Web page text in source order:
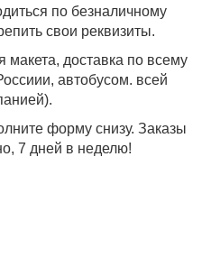
по безналичному
свои реквизиты.
макета, доставка по всему
автобусом. всей
форму снизу. Заказы
7 дней в неделю!